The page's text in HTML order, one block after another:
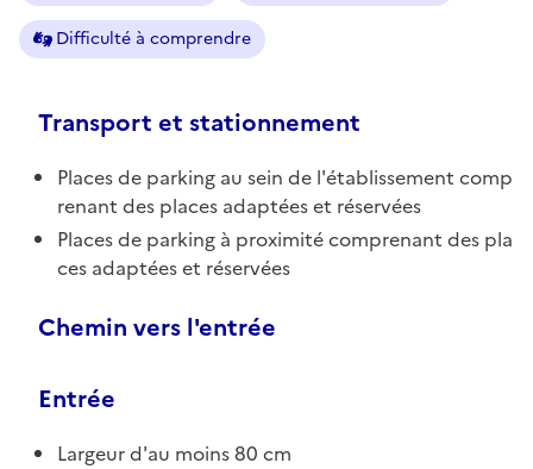
Difficulté à comprendre
Transport et stationnement
Places de parking au sein de l'établissement comp
renant des places adaptées et réservées
Places de parking à proximité comprenant des pla
ces adaptées et réservées
Chemin vers l'entrée
Entrée
Largeur d'au moins 80 cm